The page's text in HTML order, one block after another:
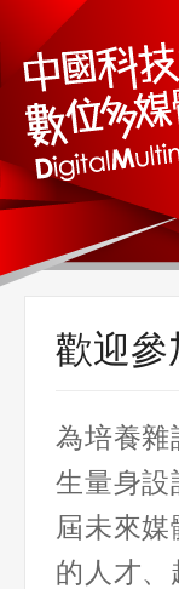
歡迎參
為培養雜
生量身設
屆未來
的人才